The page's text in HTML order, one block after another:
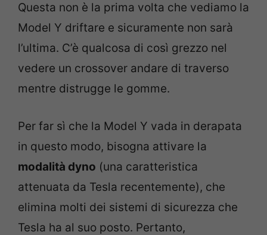
Questa non è la prima volta che vediamo la
Model Y driftare e sicuramente non sarà
l’ultima. C’è qualcosa di così grezzo nel
vedere un crossover andare di traverso
mentre distrugge le gomme.
Per far sì che la Model Y vada in derapata
in questo modo, bisogna attivare la
modalità dyno (una caratteristica
attenuata da Tesla recentemente), che
elimina molti dei sistemi di sicurezza che
Tesla ha al suo posto. Pertanto,